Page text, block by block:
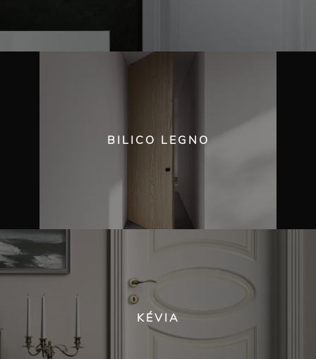
BILICO LEGNO
KÉVIA